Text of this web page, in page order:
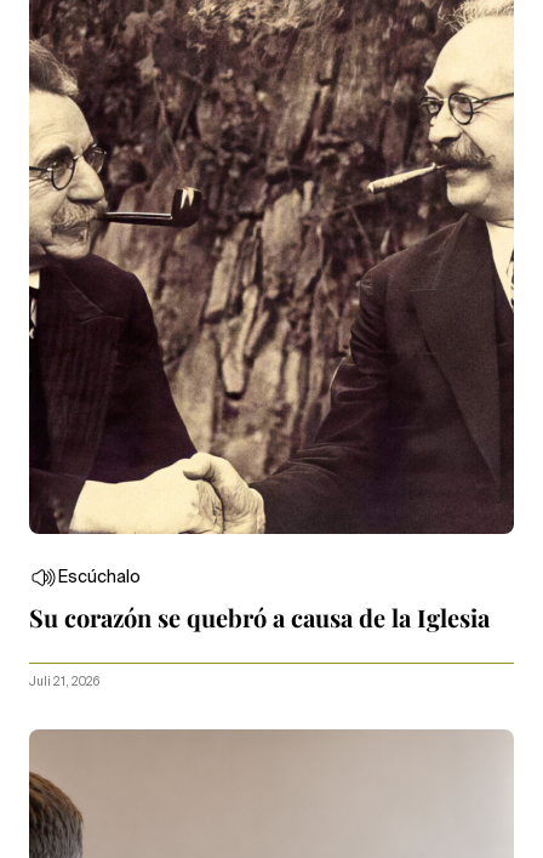
Escúchalo
Su corazón se quebró a causa de la Iglesia
Juli 21, 2026